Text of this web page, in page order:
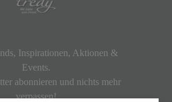
Inspirationen, Aktionen &
Events.
abonnieren und nichts mehr
verpassen!